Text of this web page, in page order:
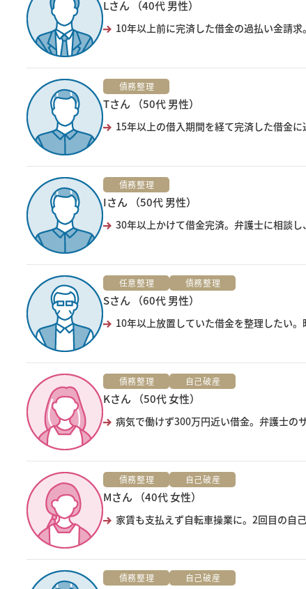
Lさん （40代 男性）
10年以上前に完済した借金の過払い金請
債務整理
Tさん （50代 男性）
15年以上の借入期間を経て完済した借金
債務整理
Iさん （50代 男性）
30年以上かけて借金完済。弁護士に相談
任意整理 債務整理
Sさん （60代 男性）
10年以上放置していた借金を整理したい
債務整理 自己破産
Kさん （50代 女性）
病気で働けず300万円近い借金。弁護士の
債務整理 自己破産
Mさん （40代 女性）
家賃も支払えず自転車操業に。2回目の自
債務整理 自己破産